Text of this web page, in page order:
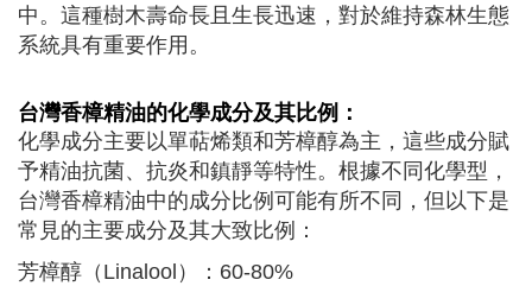
中。這種樹木壽命長且生長迅速，對於維持森林生態
系統具有重要作用。
台灣香樟精油的化學成分及其比例：
化學成分主要以單萜烯類和芳樟醇為主，這些成分賦
予精油抗菌、抗炎和鎮靜等特性。根據不同化學型，
台灣香樟精油中的成分比例可能有所不同，但以下是
常見的主要成分及其大致比例：
芳樟醇（Linalool）：60-80%